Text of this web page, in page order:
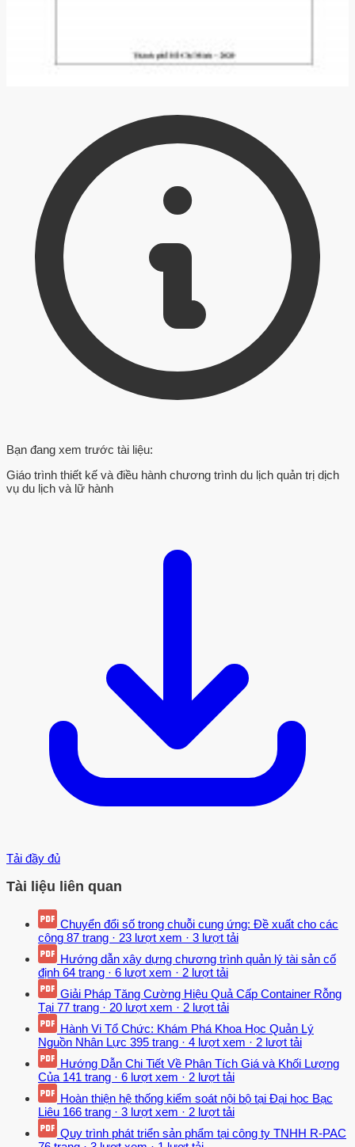
Bạn đang xem trước tài liệu:
Giáo trình thiết kế và điều hành chương trình du lịch quản trị dịch
vụ du lịch và lữ hành
Tải đầy đủ
Tài liệu liên quan
Chuyển đổi số trong chuỗi cung ứng: Đề xuất cho các
công 87 trang · 23 lượt xem · 3 lượt tải
Hướng dẫn xây dựng chương trình quản lý tài sản cố
định 64 trang · 6 lượt xem · 2 lượt tải
Giải Pháp Tăng Cường Hiệu Quả Cấp Container Rỗng
Tại 77 trang · 20 lượt xem · 2 lượt tải
Hành Vi Tổ Chức: Khám Phá Khoa Học Quản Lý
Nguồn Nhân Lực 395 trang · 4 lượt xem · 2 lượt tải
Hướng Dẫn Chi Tiết Về Phân Tích Giá và Khối Lượng
Của 141 trang · 6 lượt xem · 2 lượt tải
Hoàn thiện hệ thống kiểm soát nội bộ tại Đại học Bạc
Liêu 166 trang · 3 lượt xem · 2 lượt tải
Quy trình phát triển sản phẩm tại công ty TNHH R-PAC